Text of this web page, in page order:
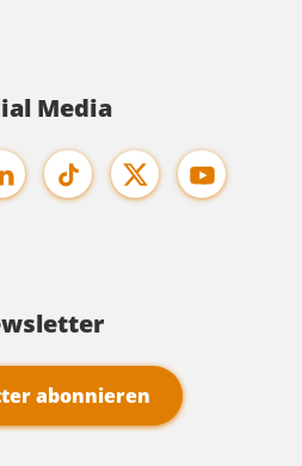
Media
abonnieren